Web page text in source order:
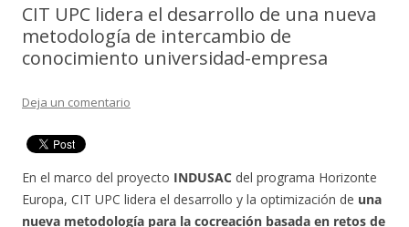
CIT UPC lidera el desarrollo de una nueva
metodología de intercambio de
conocimiento universidad-empresa
Deja un comentario
En el marco del proyecto INDUSAC del programa Horizonte
Europa, CIT UPC lidera el desarrollo y la optimización de una
nueva metodología para la cocreación basada en retos de